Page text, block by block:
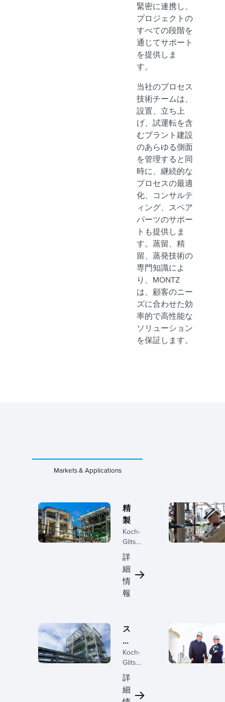
緊密に連携し、
プロジェクトの
すべての段階を
通じてサポート
を提供しま
す。
当社のプロセス
技術チームは、
設置、立ち上
げ、試運転を含
むプラント建設
のあらゆる側面
を管理すると同
時に、継続的な
プロセスの最適
化、コンサルテ
ィング、スペア
パーツのサポー
トも提供しま
す。蒸留、精
留、蒸発技術の
専門知識によ
り、MONTZ
は、顧客のニー
ズに合わせた効
率的で高性能な
ソリューション
を保証します。
Markets & Applications
精
製
Koch-
Glitsch
は、初
期の計
画から
ターン
アラウ
イフサ
イクル
全体に
わたっ
て精製
業者と
提携
詳
細
情
報
ス
ペ
シ
ャ
リ
テ
Koch-
Glitsch
は、特
殊化学
処理の
詳
細